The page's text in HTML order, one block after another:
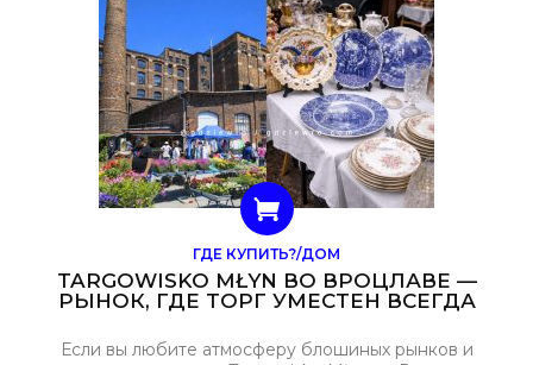
ГДЕ КУПИТЬ?/ДОМ
TARGOWISKO MŁYN ВО ВРОЦЛАВЕ —
РЫНОК, ГДЕ ТОРГ УМЕСТЕН ВСЕГДА
Если вы любите атмосферу блошиных рынков и